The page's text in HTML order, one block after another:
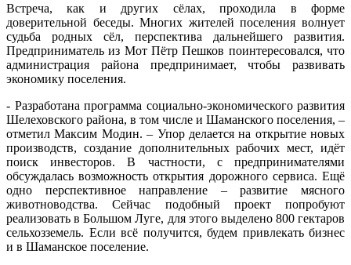
Встреча, как и других сёлах, проходила в форме
доверительной беседы. Многих жителей поселения волнует
судьба родных сёл, перспектива дальнейшего развития.
Предприниматель из Мот Пётр Пешков поинтересовался, что
администрация района предпринимает, чтобы развивать
экономику поселения.
- Разработана программа социально-экономического развития
Шелеховского района, в том числе и Шаманского поселения, –
отметил Максим Модин. – Упор делается на открытие новых
производств, создание дополнительных рабочих мест, идёт
поиск инвесторов. В частности, с предпринимателями
обсуждалась возможность открытия дорожного сервиса. Ещё
одно перспективное направление – развитие мясного
животноводства. Сейчас подобный проект попробуют
реализовать в Большом Луге, для этого выделено 800 гектаров
сельхозземель. Если всё получится, будем привлекать бизнес
и в Шаманское поселение.